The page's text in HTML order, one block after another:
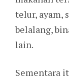
telur, ayam,
belalang,
lain.
Sementara